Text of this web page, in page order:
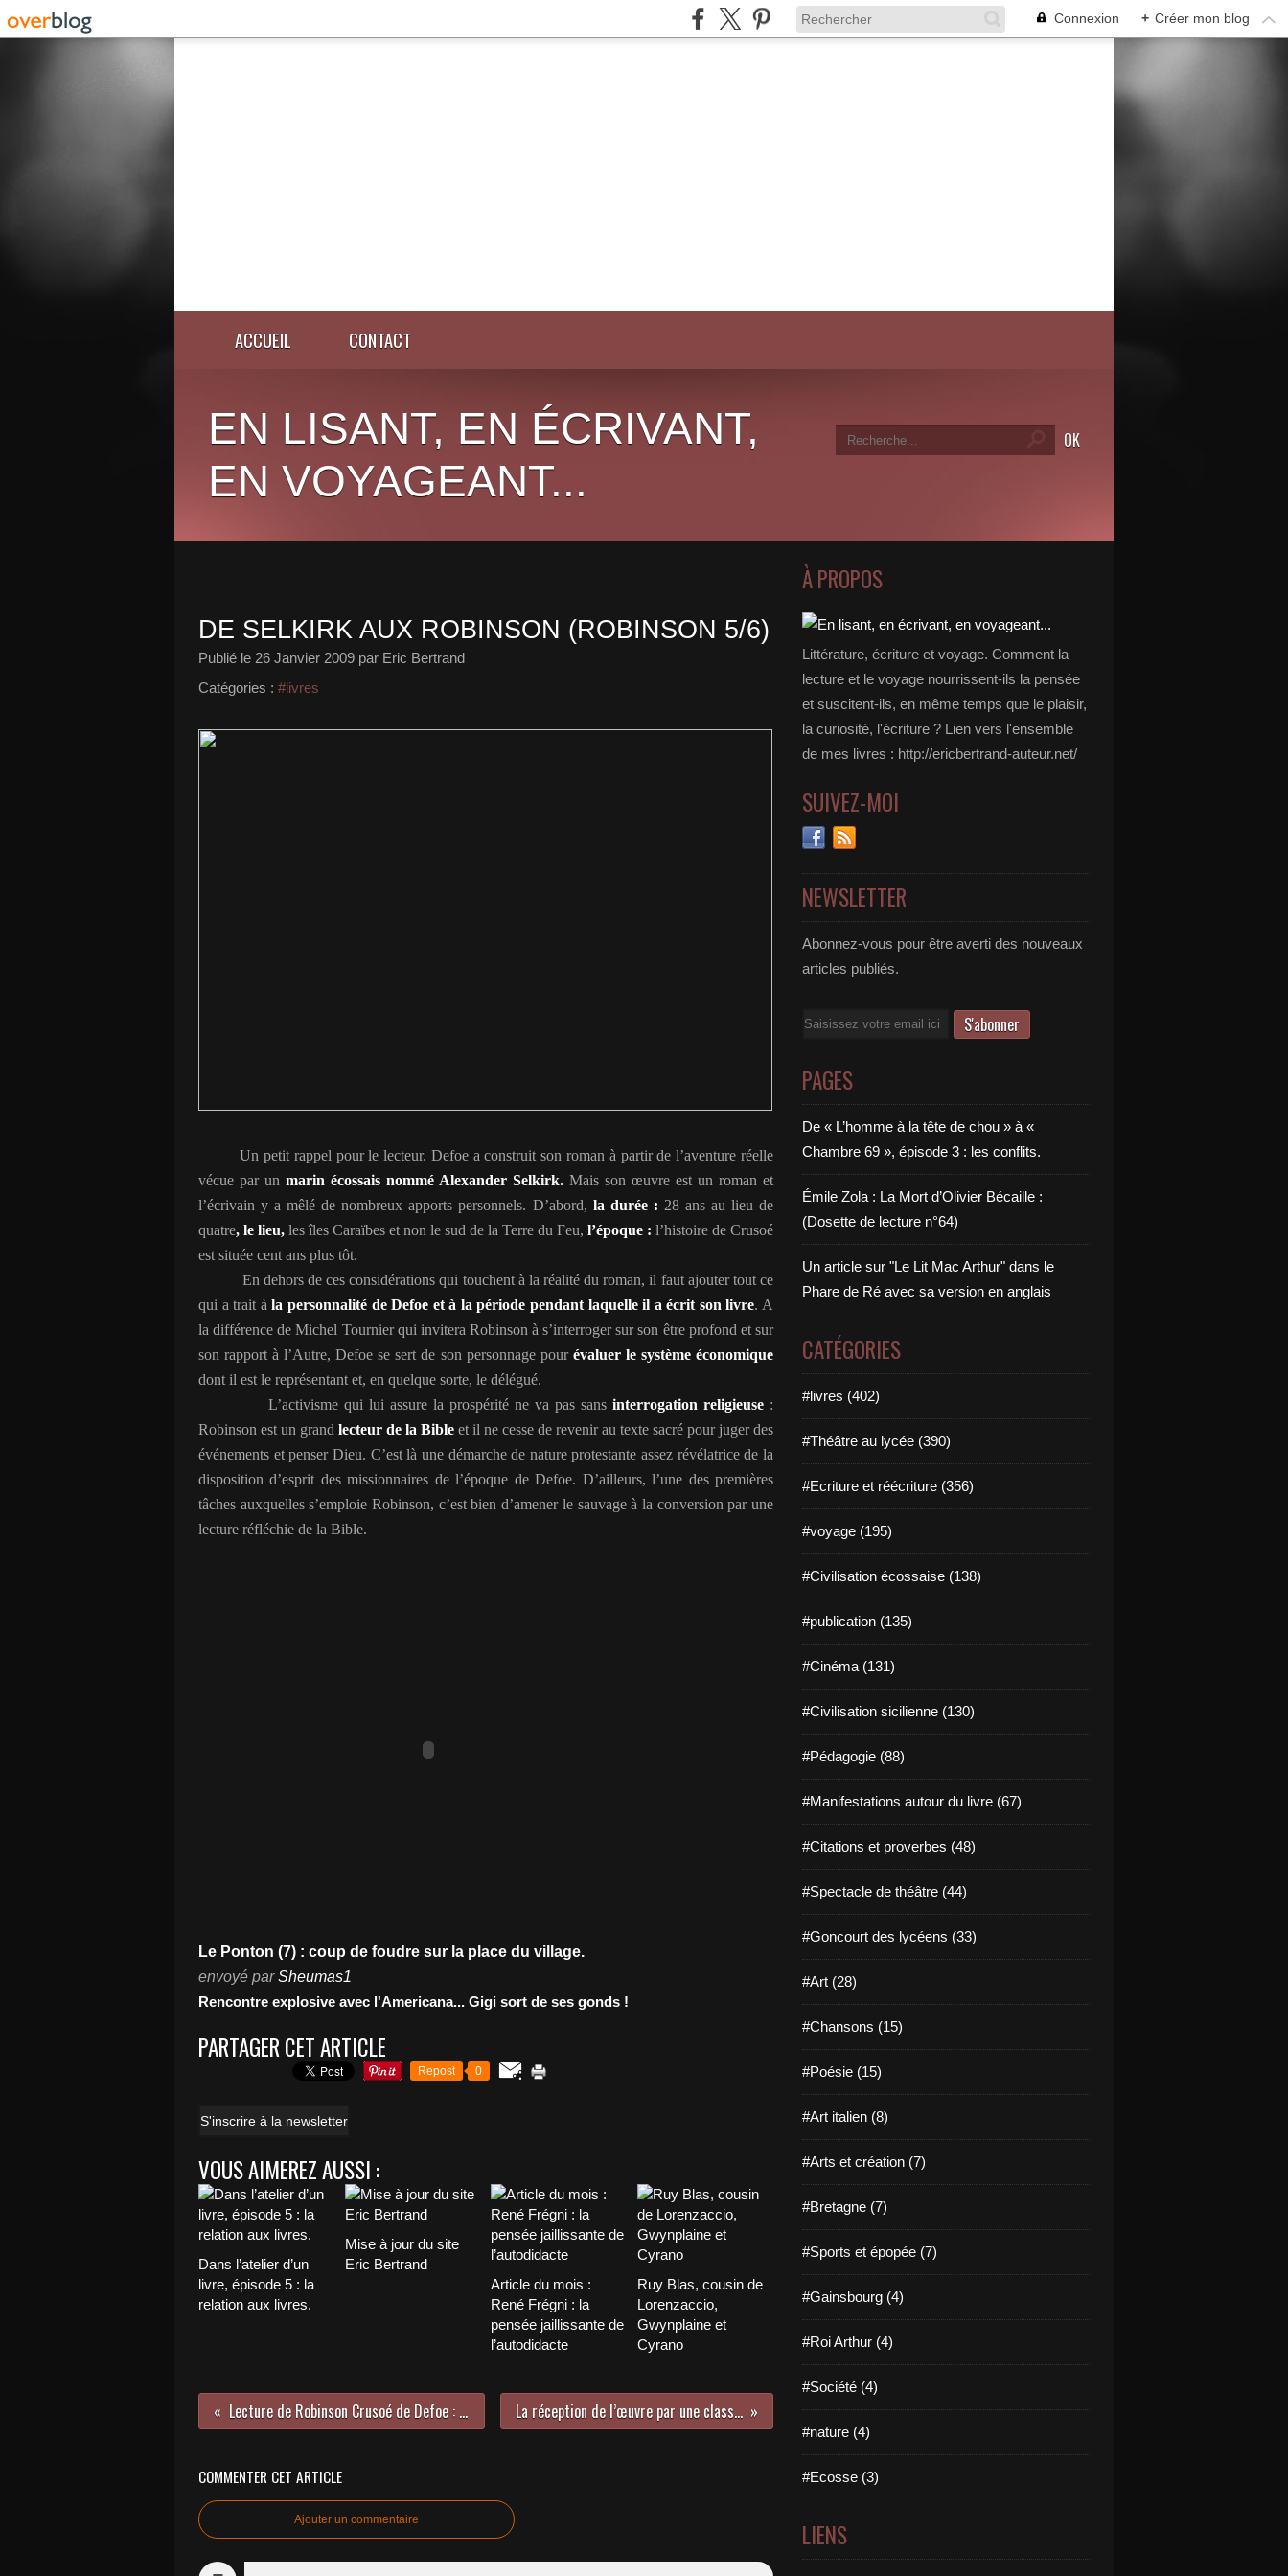
Connexion + Créer mon blog
ACCUEIL CONTACT
EN LISANT, EN ÉCRIVANT,
EN VOYAGEANT...
DE SELKIRK AUX ROBINSON (ROBINSON 5/6)
Publié le 26 Janvier 2009 par Eric Bertrand
Catégories : #livres
Un petit rappel pour le lecteur. Defoe a construit son roman à partir de l’aventure réelle
vécue par un marin écossais nommé Alexander Selkirk. Mais son œuvre est un roman et
l’écrivain y a mêlé de nombreux apports personnels. D’abord, la durée : 28 ans au lieu de
quatre, le lieu, les îles Caraïbes et non le sud de la Terre du Feu, l’époque : l’histoire de Crusoé
est située cent ans plus tôt.
En dehors de ces considérations qui touchent à la réalité du roman, il faut ajouter tout ce
qui a trait à la personnalité de Defoe et à la période pendant laquelle il a écrit son livre. A
la différence de Michel Tournier qui invitera Robinson à s’interroger sur son être profond et sur
son rapport à l’Autre, Defoe se sert de son personnage pour évaluer le système économique
dont il est le représentant et, en quelque sorte, le délégué.
L’activisme qui lui assure la prospérité ne va pas sans interrogation religieuse:
Robinson est un grand lecteur de la Bible et il ne cesse de revenir au texte sacré pour juger des
événements et penser Dieu. C’est là une démarche de nature protestante assez révélatrice de la
disposition d’esprit des missionnaires de l’époque de Defoe. D’ailleurs, l’une des premières
tâches auxquelles s’emploie Robinson, c’est bien d’amener le sauvage à la conversion par une
lecture réfléchie de la Bible.
Le Ponton (7) : coup de foudre sur la place du village.
envoyé parSheumas1
Rencontre explosive avec l'Americana... Gigi sort de ses gonds !
PARTAGER CET ARTICLE
Repost 0
S'inscrire à la newsletter
VOUS AIMEREZ AUSSI :
Dans l’atelier d’un
livre, épisode 5 : la
relation aux livres.
Mise à jour du site
Eric Bertrand
Article du mois :
René Frégni : la
pensée jaillissante de
l’autodidacte
Ruy Blas, cousin de
Lorenzaccio,
Gwynplaine et
Cyrano
Lecture de Robinson Crusoé de Defoe : le retour (Robinson 4/6) La réception de l’œuvre par une classe de 5° (Robinson 6/6)
COMMENTER CET ARTICLE
Ajouter un commentaire
À PROPOS
Littérature, écriture et voyage. Comment la
lecture et le voyage nourrissent-ils la pensée
et suscitent-ils, en même temps que le plaisir,
la curiosité, l'écriture ? Lien vers l'ensemble
de mes livres : http://ericbertrand-auteur.net/
SUIVEZ-MOI
NEWSLETTER
Abonnez-vous pour être averti des nouveaux
articles publiés.
Email
PAGES
De « L’homme à la tête de chou » à «
Chambre 69 », épisode 3 : les conflits.
Émile Zola : La Mort d’Olivier Bécaille :
(Dosette de lecture n°64)
Un article sur "Le Lit Mac Arthur" dans le
Phare de Ré avec sa version en anglais
CATÉGORIES
#livres (402)
#Théâtre au lycée (390)
#Ecriture et réécriture (356)
#voyage (195)
#Civilisation écossaise (138)
#publication (135)
#Cinéma (131)
#Civilisation sicilienne (130)
#Pédagogie (88)
#Manifestations autour du livre (67)
#Citations et proverbes (48)
#Spectacle de théâtre (44)
#Goncourt des lycéens (33)
#Art (28)
#Chansons (15)
#Poésie (15)
#Art italien (8)
#Arts et création (7)
#Bretagne (7)
#Sports et épopée (7)
#Gainsbourg (4)
#Roi Arthur (4)
#Société (4)
#nature (4)
#Ecosse (3)
LIENS